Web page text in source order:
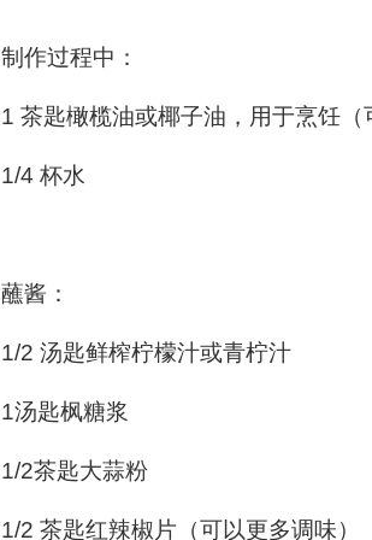
制作过程中：
1 茶匙橄榄油或椰子油，用于烹饪（
1/4 杯水
蘸酱：
1/2 汤匙鲜榨柠檬汁或青柠汁
1汤匙枫糖浆
1/2茶匙大蒜粉
1/2 茶匙红辣椒片（可以更多调味）